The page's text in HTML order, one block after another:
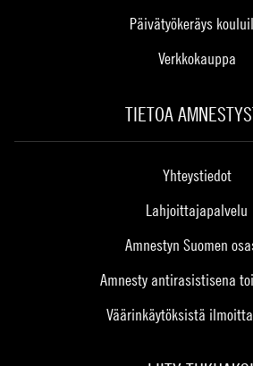
Päivätyökeräys
Verkkokauppa
TIETOA
Yhteystiedot
Lahjoittajapalvelu
Amnestyn Suomen
Amnesty antirasistisena
Väärinkäytöksistä